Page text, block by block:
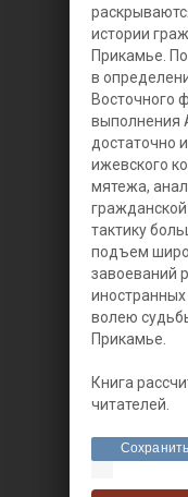
истории
Прикамье.
в
Восточного
выполнения
достаточно
ижевского
мятежа,
тактику
подъем
завоеваний
волею
Прикамье.
Книга
читателей.
Сохранить